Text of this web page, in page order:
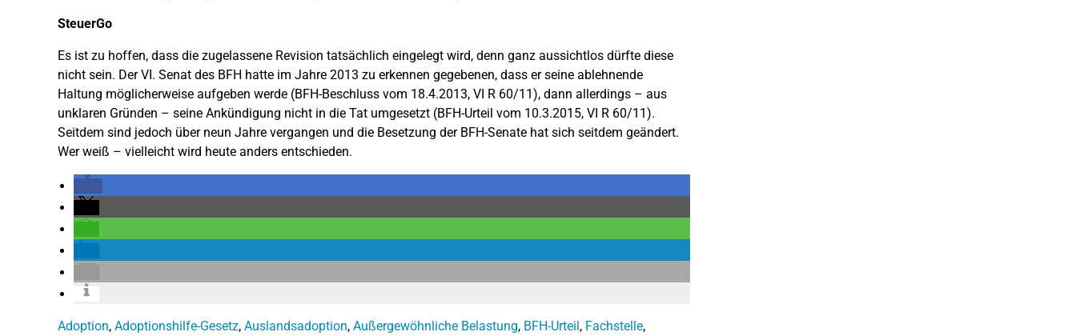
SteuerGo
Es ist zu hoffen, dass die zugelassene Revision tatsächlich eingelegt wird, denn ganz aussichtlos dürfte diese
nicht sein. Der VI. Senat des BFH hatte im Jahre 2013 zu erkennen gegebenen, dass er seine ablehnende
Haltung möglicherweise aufgeben werde (BFH-Beschluss vom 18.4.2013, VI R 60/11), dann allerdings – aus
unklaren Gründen – seine Ankündigung nicht in die Tat umgesetzt (BFH-Urteil vom 10.3.2015, VI R 60/11).
Seitdem sind jedoch über neun Jahre vergangen und die Besetzung der BFH-Senate hat sich seitdem geändert.
Wer weiß – vielleicht wird heute anders entschieden.
Adoption, Adoptionshilfe-Gesetz, Auslandsadoption, Außergewöhnliche Belastung, BFH-Urteil, Fachstelle,